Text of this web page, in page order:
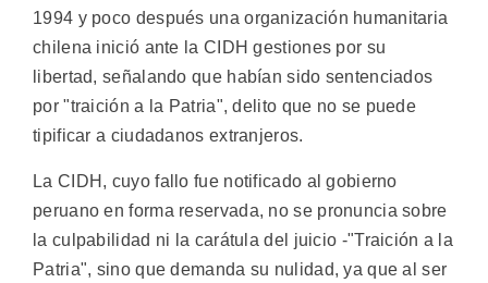
1994 y poco después una organización humanitaria
chilena inició ante la CIDH gestiones por su
libertad, señalando que habían sido sentenciados
por "traición a la Patria", delito que no se puede
tipificar a ciudadanos extranjeros.
La CIDH, cuyo fallo fue notificado al gobierno
peruano en forma reservada, no se pronuncia sobre
la culpabilidad ni la carátula del juicio -"Traición a la
Patria", sino que demanda su nulidad, ya que al ser